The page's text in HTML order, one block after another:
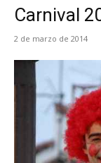
Carnival
2 de marzo de 2014